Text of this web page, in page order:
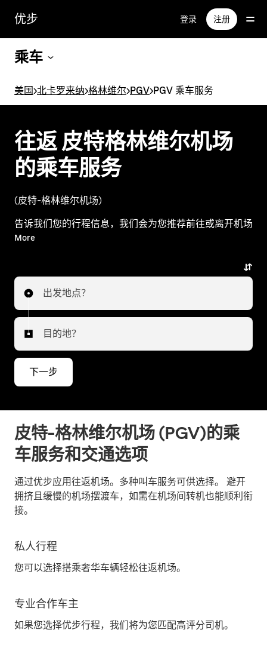
优步 登录 注册
乘车
美国>北卡罗来纳>格林维尔>PGV>PGV 乘车服务
往返 皮特格林维尔机场
的乘车服务
(皮特-格林维尔机场)
告诉我们您的行程信息，我们会为您推荐前往或离开机场
的最佳选择。
More
出发地点？
目的地？
下一步
皮特-格林维尔机场 (PGV)的乘
车服务和交通选项
通过优步应用往返机场。多种叫车服务可供选择。 避开
拥挤且缓慢的机场摆渡车，如需在机场间转机也能顺利衔
接。
私人行程
您可以选择搭乘奢华车辆轻松往返机场。
专业合作车主
如果您选择优步行程，我们将为您匹配高评分司机。